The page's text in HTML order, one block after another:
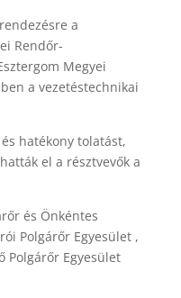
a
Rendőr-
Megyei
a vezetéstechnikai
hatékony tolatást,
el a résztvevők a
és Önkéntes
Polgárőr Egyesület ,
Polgárőr Egyesület